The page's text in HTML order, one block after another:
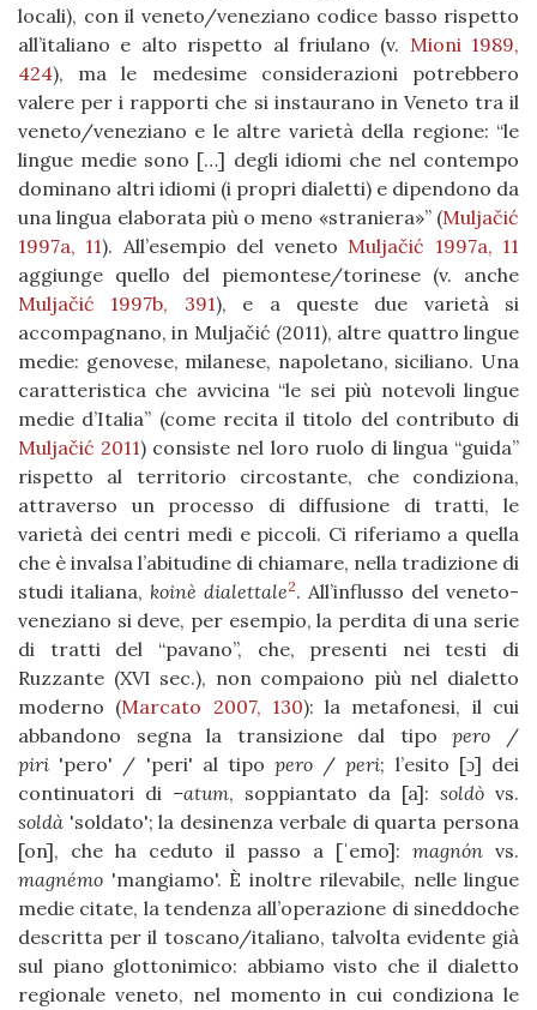
locali), con il veneto/veneziano codice basso rispetto
all’italiano e alto rispetto al friulano (v. Mioni 1989,
424), ma le medesime considerazioni potrebbero
valere per i rapporti che si instaurano in Veneto tra il
veneto/veneziano e le altre varietà della regione: “le
lingue medie sono […] degli idiomi che nel contempo
dominano altri idiomi (i propri dialetti) e dipendono da
una lingua elaborata più o meno «straniera»” (Muljačić
1997a, 11). All’esempio del venetoMuljačić 1997a, 11
aggiunge quello del piemontese/torinese (v. anche
Muljačić 1997b, 391), e a queste due varietà si
accompagnano, in Muljačić (2011), altre quattro lingue
medie: genovese, milanese, napoletano, siciliano. Una
caratteristica che avvicina “le sei più notevoli lingue
medie d’Italia” (come recita il titolo del contributo di
Muljačić 2011) consiste nel loro ruolo di lingua “guida”
rispetto al territorio circostante, che condiziona,
attraverso un processo di diffusione di tratti, le
varietà dei centri medi e piccoli. Ci riferiamo a quella
che è invalsa l’abitudine di chiamare, nella tradizione di
studi italiana, koinè dialettale2. All’influsso del veneto-
veneziano si deve, per esempio, la perdita di una serie
di tratti del “pavano”, che, presenti nei testi di
Ruzzante (XVI sec.), non compaiono più nel dialetto
moderno (Marcato 2007, 130): la metafonesi, il cui
abbandono segna la transizione dal tipopero /
piri
pero / peri al tipopero /peri; l’esito [ɔ] dei
continuatori di –atum, soppiantato da [a]: soldò vs.
soldà soldato ; la desinenza verbale di quarta persona
[on], che ha ceduto il passo a [ˈemo]: magnón vs.
magnémo mangiamo. È inoltre rilevabile, nelle lingue
medie citate, la tendenza all’operazione di sineddoche
descritta per il toscano/italiano, talvolta evidente già
sul piano glottonimico: abbiamo visto che il dialetto
regionale veneto, nel momento in cui condiziona le